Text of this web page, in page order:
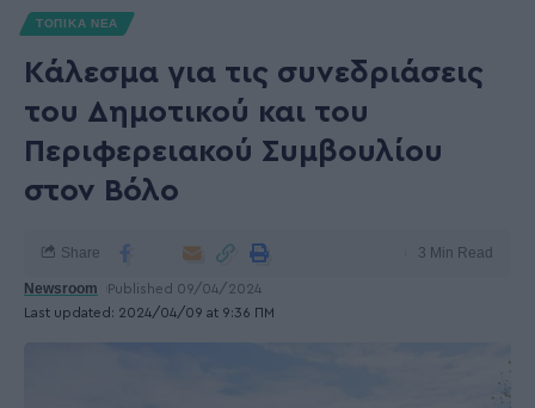
ΤΟΠΙΚΑ ΝΕΑ
Κάλεσμα για τις συνεδριάσεις
του Δημοτικού και του
Περιφερειακού Συμβουλίου
στον Βόλο
Last updated: 2024/04/09 at 9:36 ΠΜ
Newsroom Published 09/04/2024
Share 3 Min Read